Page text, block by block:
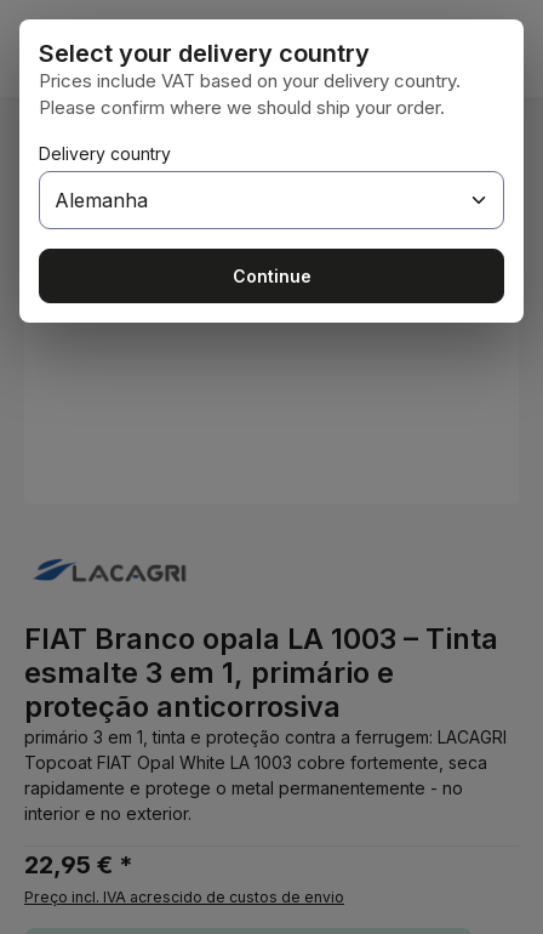
Ir para o conteúdo principal
Você está aqui: Home
FIAT Branco opala LA 1003 – Tinta
esmalte 3 em 1, primário e
proteção anticorrosiva
primário 3 em 1, tinta e proteção contra a ferrugem: LACAGRI
Topcoat FIAT Opal White LA 1003 cobre fortemente, seca
rapidamente e protege o metal permanentemente - no
interior e no exterior.
22,95 € *
Preço incl. IVA acrescido de custos de envio
Select your delivery country
Prices include VAT based on your delivery country.
Please confirm where we should ship your order.
Delivery country
Continue